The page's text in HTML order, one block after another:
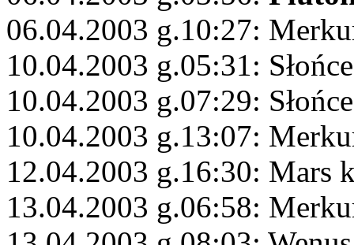
06.04.2003 g.10:27:
10.04.2003 g.05:31:
10.04.2003 g.07:29:
10.04.2003 g.13:07:
12.04.2003 g.16:30: Mars
13.04.2003 g.06:58: